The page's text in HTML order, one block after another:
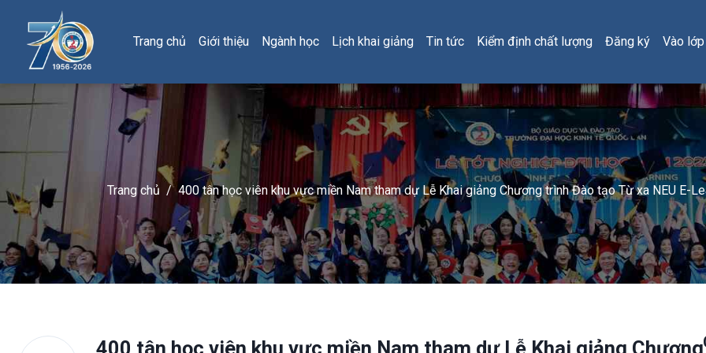
Trang chủ Giới thiệu Ngành học Lịch khai giảng Tin tức Kiểm định chất lượng Đăng ký Vào
Trang chủ / 400 tân học viên khu vực miền Nam tham dự Lễ Khai giảng Chương trình Đào tạo Từ xa NEU E-